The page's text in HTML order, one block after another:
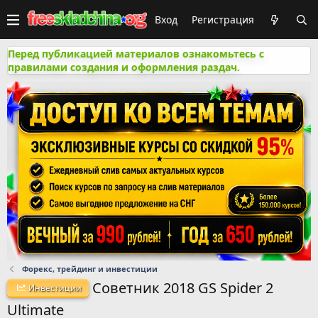
Вход Регистрация
Перед публикацией материалов ознакомьтесь с
правилами создания и оформления раздач.
Форекс, трейдинг и инвестиции
Инвестиции
Советник 2018 GS Spider 2
Ultimate